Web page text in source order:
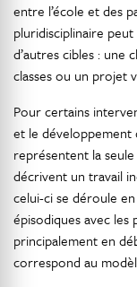
entre l’école et des
pluridisciplinaire
d’autres cibles : une
classes ou un projet
Pour certains
et le développement
représentent la
décrivent un travail
celui-ci se déroule
épisodiques avec les
principalement en
correspond au